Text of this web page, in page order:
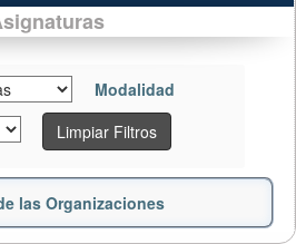
Modalidad
Limpiar Filtros
las Organizaciones